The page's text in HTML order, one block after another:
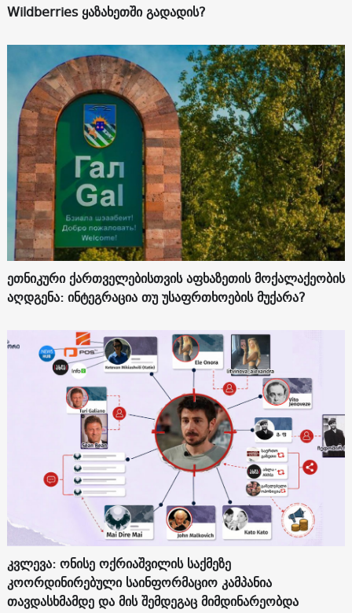
Wildberries ყაზახეთში გადადის?
ეთნიკური ქართველებისთვის აფხაზეთის მოქალაქეობის
აღდგენა: ინტეგრაცია თუ უსაფრთხოების მუქარა?
კვლევა: ონისე ოქრიაშვილის საქმეზე
კოორდინირებული საინფორმაციო კამპანია
თავდასხმამდე და მის შემდეგაც მიმდინარეობდა